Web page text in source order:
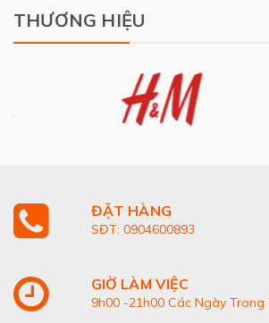
THƯƠNG HIỆU
ĐẶT HÀNG
SĐT: 0904600893
GIỜ LÀM VIỆC
9h00 -21h00 Các Ngày Trong